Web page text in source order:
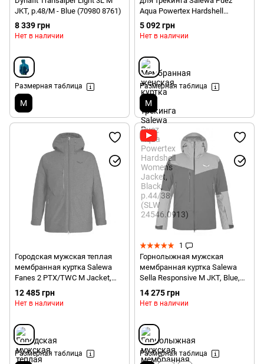
JKT, р.48/M - Blue (70980 8761)
8 339 грн
Нет в наличии
Размерная таблица
M
Aqua Powertex Hardshell
Women's Jacket, Black, р.44/38
(SLW 24546.0913)
5 092 грн
Нет в наличии
Размерная таблица
M
Городская мужская теплая
мембранная куртка Salewa
Fanes 2 PTX/TWC M Jacket,
48/M - Black (SLW 27237.0912-
48/M)
12 485 грн
Нет в наличии
Размерная таблица
1
Горнолыжная мужская
мембранная куртка Salewa
Sella Responsive M JKT, Blue,
46/S (27878 3961)
14 275 грн
Нет в наличии
Размерная таблица